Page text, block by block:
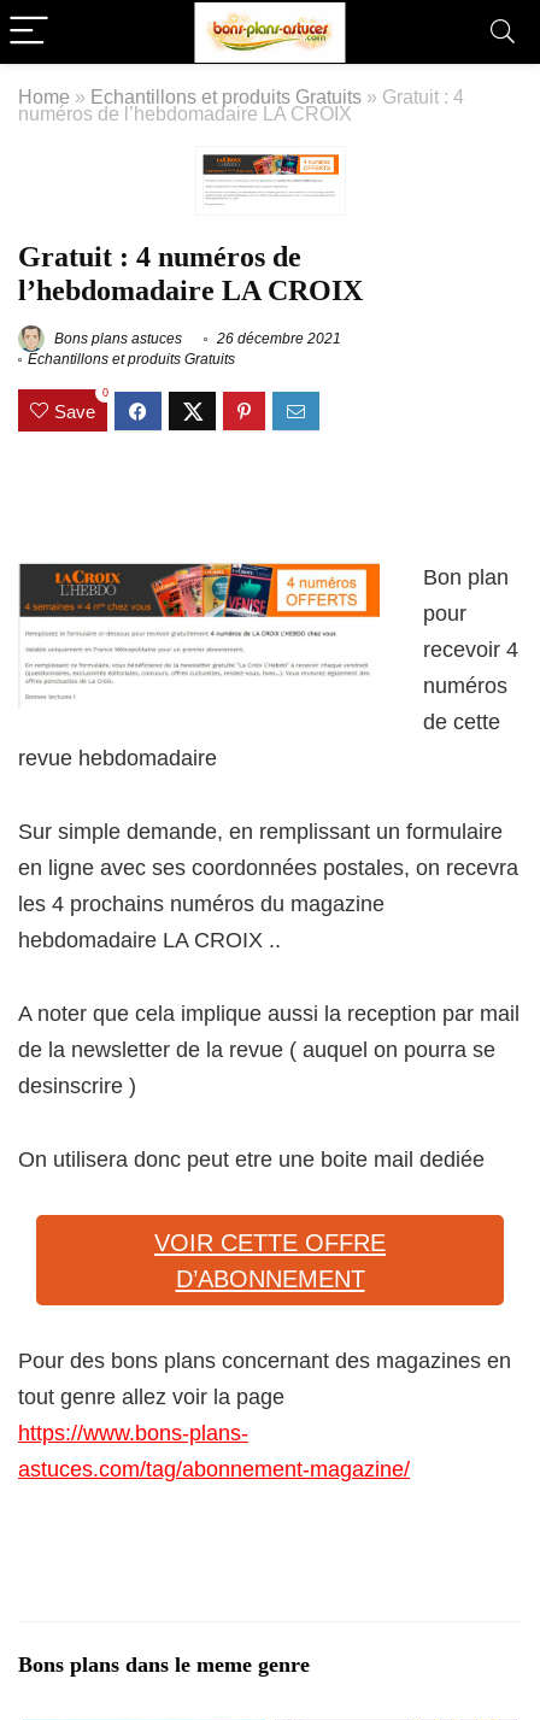
Home » Echantillons et produits Gratuits » Gratuit : 4
numéros de l’hebdomadaire LA CROIX
Gratuit : 4 numéros de
l’hebdomadaire LA CROIX
Bons plans astuces
26 décembre 2021
Echantillons et produits Gratuits
Save
0
Bon plan
pour
recevoir 4
numéros
de cette
revue hebdomadaire
Sur simple demande, en remplissant un formulaire
en ligne avec ses coordonnées postales, on recevra
les 4 prochains numéros du magazine
hebdomadaire LA CROIX ..
A noter que cela implique aussi la reception par mail
de la newsletter de la revue ( auquel on pourra se
desinscrire )
On utilisera donc peut etre une boite mail dediée
VOIR CETTE OFFRE
D’ABONNEMENT
Pour des bons plans concernant des magazines en
tout genre allez voir la page
https://www.bons-plans-
astuces.com/tag/abonnement-magazine/
Bons plans dans le meme genre